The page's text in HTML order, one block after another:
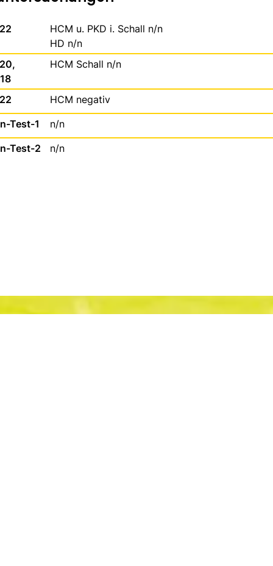
HCM u. PKD i. Schall n/n
HD n/n
HCM Schall n/n
HCM negativ
Test-1
n/n
Test-2
n/n